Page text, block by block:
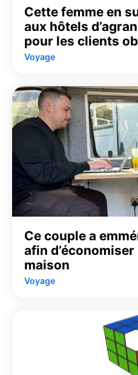
Cette femme en
aux hôtels
pour les clients
Voyage
Ce couple a
afin
maison
Voyage